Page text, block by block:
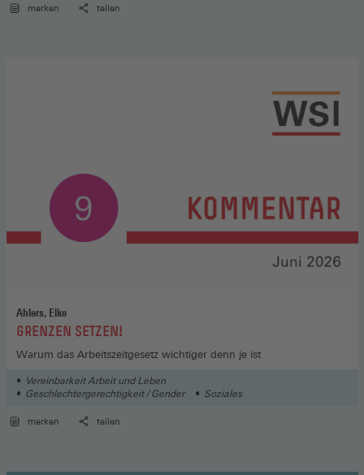
merken teilen
Ahlers, Elke
:GRENZEN SETZEN!
Warum das Arbeitszeitgesetz wichtiger denn je ist
Vereinbarkeit Arbeit und Leben
Geschlechtergerechtigkeit / Gender
Soziales
merken teilen